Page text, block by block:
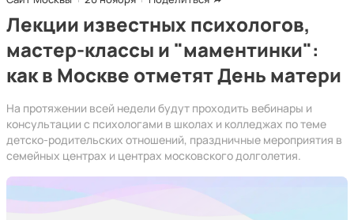
Лекции известных психологов,
мастер-классы и "маментинки":
как в Москве отметят День матери
На протяжении всей недели будут проходить вебинары и
консультации с психологами в школах и колледжах по теме
детско-родительских отношений, праздничные мероприятия в
семейных центрах и центрах московского долголетия.